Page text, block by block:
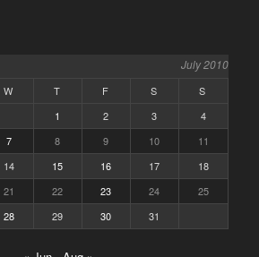
July 2010
W T F S
S
1
2 3
4
7 8 9 10
11
14 15 16 17
18
21 22 23 24
25
28 29 30 31